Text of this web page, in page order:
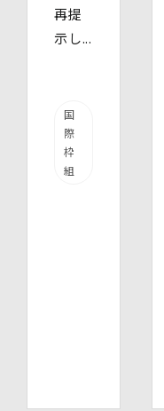
再提
示し...
国
際
枠
組